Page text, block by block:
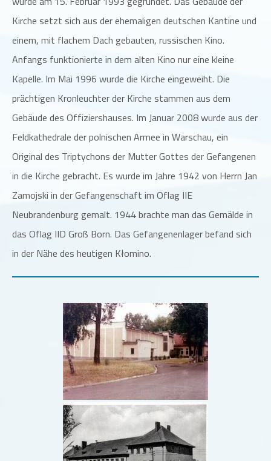
Kirche setzt sich aus der ehemaligen deutschen Kantine und
einem, mit flachem Dach gebauten, russischen Kino.
Anfangs funktionierte in dem alten Kino nur eine kleine
Kapelle. Im Mai 1996 wurde die Kirche eingeweiht. Die
prächtigen Kronleuchter der Kirche stammen aus dem
Gebäude des Offiziershauses. Im Januar 2008 wurde aus der
Feldkathedrale der polnischen Armee in Warschau, ein
Original des Triptychons der Mutter Gottes der Gefangenen
in die Kirche gebracht. Es wurde im Jahre 1942 von Herrn Jan
Zamojski in der Gefangenschaft im Oflag IIE
Neubrandenburg gemalt. 1944 brachte man das Gemälde in
das Oflag IID Groß Born. Das Gefangenenlager befand sich
in der Nähe des heutigen Kłomino.